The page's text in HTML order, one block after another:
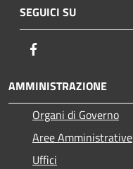
SEGUICI SU
AMMINISTRAZIONE
Organi di Governo
Aree Amministrative
Uffici